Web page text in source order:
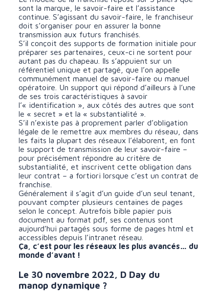
sont la marque, le savoir-faire et l’assistance
continue. S’agissant du savoir-faire, le franchiseur
doit s’organiser pour en assurer la bonne
transmission aux futurs franchisés.
S’il conçoit des supports de formation initiale pour
préparer ses partenaires, ceux-ci ne sortent pour
autant pas du chapeau. Ils s’appuient sur un
référentiel unique et partagé, que l’on appelle
communément manuel de savoir-faire ou manuel
opératoire. Un support qui répond d’ailleurs à l’une
de ses trois caractéristiques à savoir
l’« identification », aux côtés des autres que sont
le « secret » et la « substantialité ».
S’il n’existe pas à proprement parler d’obligation
légale de le remettre aux membres du réseau, dans
les faits la plupart des réseaux l’élaborent, en font
le support de transmission de leur savoir-faire –
pour précisément répondre au critère de
substantialité, et inscrivent cette obligation dans
leur contrat – a fortiori lorsque c’est un contrat de
franchise.
Généralement il s’agit d’un guide d’un seul tenant,
pouvant compter plusieurs centaines de pages
selon le concept. Autrefois bible papier puis
document au format pdf, ses contenus sont
aujourd’hui partagés sous forme de pages html et
accessibles depuis l’intranet réseau.
Ça, c’est pour les réseaux les plus avancés… du
monde d’avant !
Le 30 novembre 2022, D Day du
manop dynamique ?